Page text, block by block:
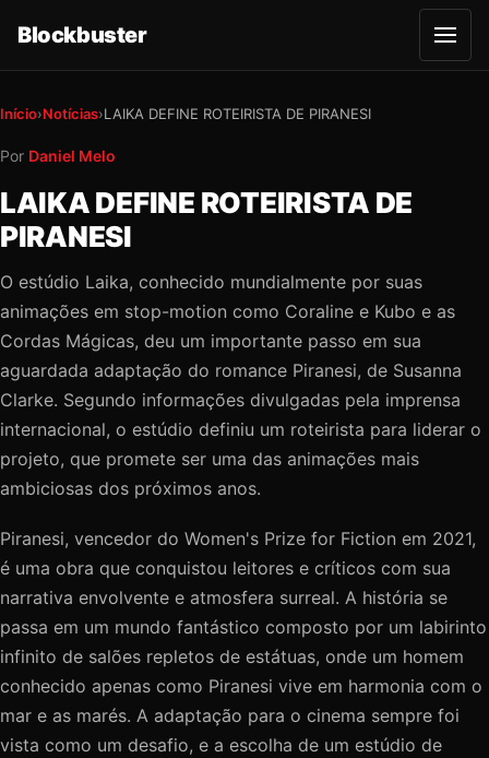
Blockbuster
A
b
r
Início›Notícias›LAIKA DEFINE ROTEIRISTA DE PIRANESI
Por Daniel Melo
LAIKA DEFINE ROTEIRISTA DE
PIRANESI
O estúdio Laika, conhecido mundialmente por suas
animações em stop-motion como Coraline e Kubo e as
Cordas Mágicas, deu um importante passo em sua
aguardada adaptação do romance Piranesi, de Susanna
Clarke. Segundo informações divulgadas pela imprensa
internacional, o estúdio definiu um roteirista para liderar o
projeto, que promete ser uma das animações mais
ambiciosas dos próximos anos.
Piranesi, vencedor do Women's Prize for Fiction em 2021,
é uma obra que conquistou leitores e críticos com sua
narrativa envolvente e atmosfera surreal. A história se
passa em um mundo fantástico composto por um labirinto
infinito de salões repletos de estátuas, onde um homem
conhecido apenas como Piranesi vive em harmonia com o
mar e as marés. A adaptação para o cinema sempre foi
vista como um desafio, e a escolha de um estúdio de